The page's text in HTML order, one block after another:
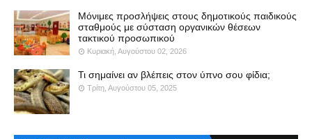
Μόνιμες προσλήψεις στους δημοτικούς παιδικούς
σταθμούς με σύσταση οργανικών θέσεων
τακτικού προσωπικού
Κυριακή, Αυγούστου 02, 2026
Τι σημαίνει αν βλέπεις στον ύπνο σου φίδια;
Τρίτη, Αυγούστου 05, 2025